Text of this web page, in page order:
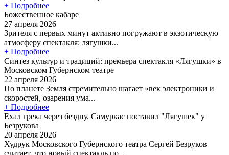
+ Подробнее
Божественное кабаре
27 апреля 2026
Зрителя с первых минут активно погружают в экзотическую
атмосферу спектакля: лягушки...
+ Подробнее
Синтез культур и традиций: премьера спектакля «Лягушки» в
Московском Губернском театре
22 апреля 2026
По планете Земля стремительно шагает «век электроники и
скоростей, озарения ума...
+ Подробнее
Ехал грека через бездну. Самуркас поставил "Лягушек" у
Безрукова
20 апреля 2026
Худрук Московского Губернского театра Сергей Безруков
считает, что новый спектакль по...